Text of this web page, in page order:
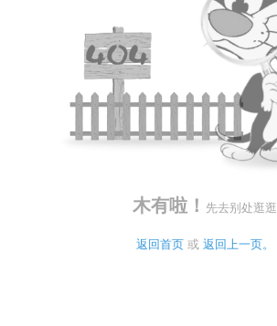
木有啦！ 先去别处逛逛
返回首页 或 返回上一页。